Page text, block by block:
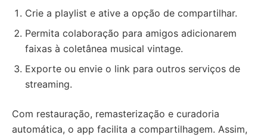
Crie a playlist e ative a opção de compartilhar.
Permita colaboração para amigos adicionarem
faixas à coletânea musical vintage.
Exporte ou envie o link para outros serviços de
streaming.
Com restauração, remasterização e curadoria
automática, o app facilita a compartilhagem. Assim,